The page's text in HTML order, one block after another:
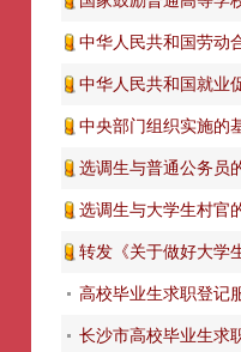
中华人民共和国劳动
中华人民共和国就业
中央部门组织实施的
选调生与普通公务员
选调生与大学生村官
转发《关于做好大学
高校毕业生求职登记
长沙市高校毕业生求